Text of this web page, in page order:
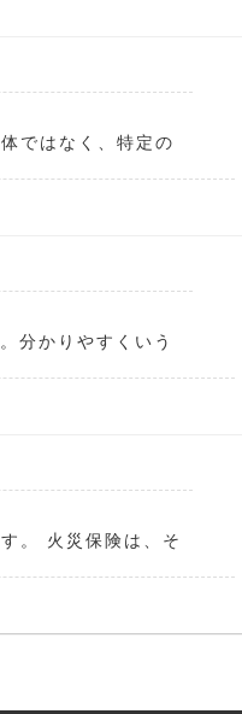
ではなく、特定の
分かりやすくいう
。 火災保険は、そ